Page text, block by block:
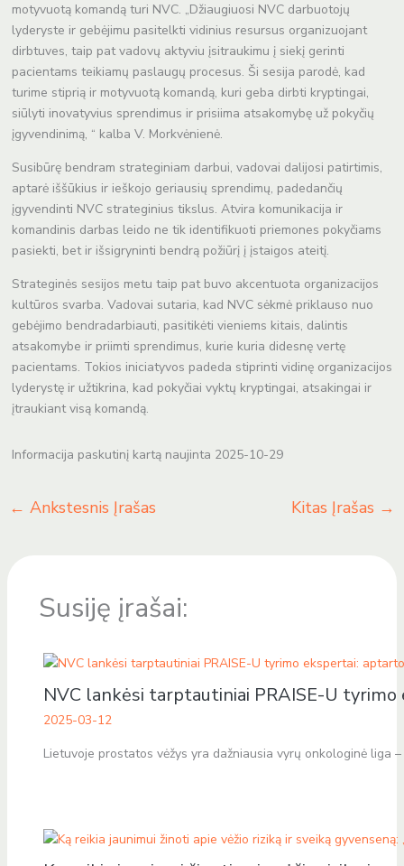
motyvuotą komandą turi NVC. „Džiaugiuosi NVC darbuotojų
lyderyste ir gebėjimu pasitelkti vidinius resursus organizuojant
dirbtuves, taip pat vadovų aktyviu įsitraukimu į siekį gerinti
pacientams teikiamų paslaugų procesus. Ši sesija parodė, kad
turime stiprią ir motyvuotą komandą, kuri geba dirbti kryptingai,
siūlyti inovatyvius sprendimus ir prisiima atsakomybę už pokyčių
įgyvendinimą, “ kalba V. Morkvėnienė.
Susibūrę bendram strateginiam darbui, vadovai dalijosi patirtimis,
aptarė iššūkius ir ieškojo geriausių sprendimų, padedančių
įgyvendinti NVC strateginius tikslus. Atvira komunikacija ir
komandinis darbas leido ne tik identifikuoti priemones pokyčiams
pasiekti, bet ir išsigryninti bendrą požiūrį į įstaigos ateitį.
Strateginės sesijos metu taip pat buvo akcentuota organizacijos
kultūros svarba. Vadovai sutaria, kad NVC sėkmė priklauso nuo
gebėjimo bendradarbiauti, pasitikėti vieniems kitais, dalintis
atsakomybe ir priimti sprendimus, kurie kuria didesnę vertę
pacientams. Tokios iniciatyvos padeda stiprinti vidinę organizacijos
lyderystę ir užtikrina, kad pokyčiai vyktų kryptingai, atsakingai ir
įtraukiant visą komandą.
Informacija paskutinį kartą naujinta 2025-10-29
← Ankstesnis Įrašas Kitas Įrašas →
Susiję įrašai:
NVC lankėsi tarptautiniai PRAISE-U
2025-03-12
Lietuvoje prostatos vėžys yra dažniausia vyrų onkologinė liga